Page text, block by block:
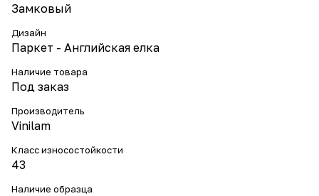
Замковый
Дизайн
Паркет - Английская елка
Наличие товара
Под заказ
Производитель
Vinilam
Класс износостойкости
43
Наличие образца